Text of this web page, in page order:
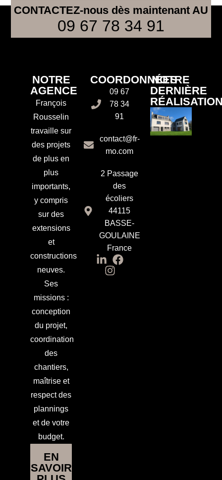
CONTACTEZ-nous dès maintenant AU
09 67 78 34 91
NOTRE
AGENCE
François
Rousselin
travaille sur
des projets
de plus en
plus
importants,
y compris
sur des
extensions
et
constructions
neuves.
Ses
missions :
conception
du projet,
coordination
des
chantiers,
maîtrise et
respect des
plannings
et de votre
budget.
EN
SAVOIR
COORDONNÉES
09 67
78 34
91
contact@fr-
mo.com
2 Passage
des
écoliers
44115
BASSE-
GOULAINE
France
NOTRE
DERNIÈRE